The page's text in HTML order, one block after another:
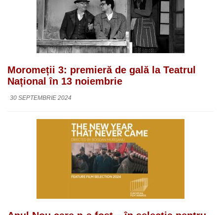
Moromeții 3: premieră de gală la Teatrul
Național în 13 noiembrie
30 SEPTEMBRIE 2024